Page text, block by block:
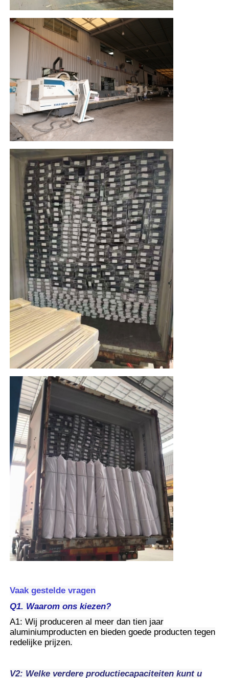
houten beëindig aluminiumprofielen
Profielen van aluminium
Aluminium extrusieprofielen voor warmteafvoeringen
Vaak gestelde vragen
Q1. Waarom ons kiezen?
A1: Wij produceren al meer dan tien jaar
aluminiumproducten en bieden goede producten tegen
redelijke prijzen.
V2: Welke verdere productiecapaciteiten kunt u